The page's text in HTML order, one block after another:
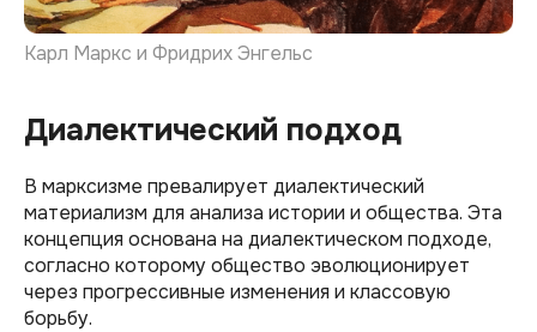
Карл Маркс и Фридрих Энгельс
Диалектический подход
В марксизме превалирует диалектический
материализм для анализа истории и общества. Эта
концепция основана на диалектическом подходе,
согласно которому общество эволюционирует
через прогрессивные изменения и классовую
борьбу.